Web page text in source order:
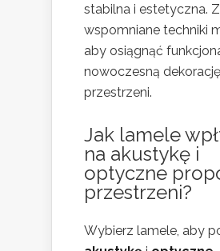
stabilna i estetyczna.
wspomniane techniki
aby osiągnąć
nowoczesną dekorację
przestrzeni.
Jak lamele
na akustykę i
optyczne
przestrzeni?
Wybierz lamele, aby